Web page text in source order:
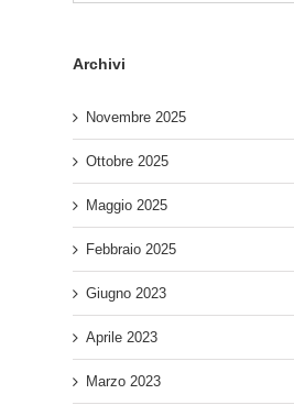
Archivi
Novembre 2025
Ottobre 2025
Maggio 2025
Febbraio 2025
Giugno 2023
Aprile 2023
Marzo 2023